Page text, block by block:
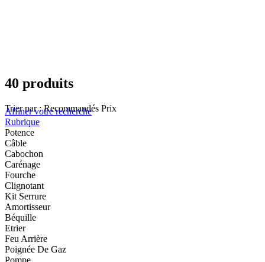
40 produits
Trier par : Recommandés Prix
Affiner votre recherche
Rubrique
Potence
Câble
Cabochon
Carénage
Fourche
Clignotant
Kit Serrure
Amortisseur
Béquille
Etrier
Feu Arrière
Poignée De Gaz
Pompe